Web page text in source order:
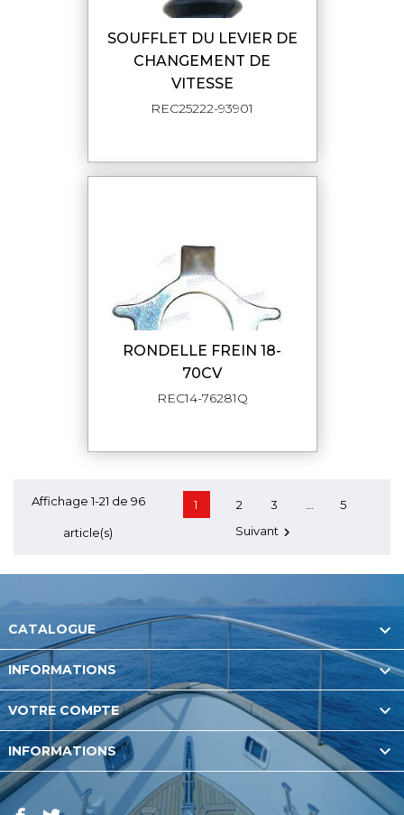
SOUFFLET DU LEVIER DE
CHANGEMENT DE
VITESSE
REC25222-93901
RONDELLE FREIN 18-
70CV
REC14-76281Q
Affichage 1-21 de 96
article(s)
1 2 3 …
5
Suivant 
CATALOGUE 
INFORMATIONS 
VOTRE COMPTE 
INFORMATIONS 